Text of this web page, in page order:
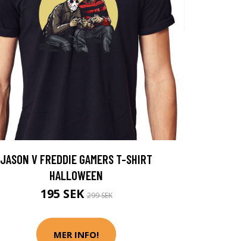
JASON V FREDDIE GAMERS T-SHIRT
HALLOWEEN
195 SEK299 SEK
MER INFO!